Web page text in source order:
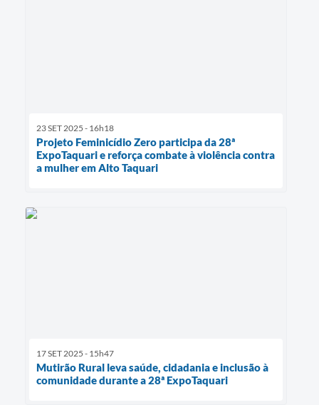
23 SET 2025 - 16h18
Projeto Feminicídio Zero participa da 28ª
ExpoTaquari e reforça combate à violência contra
a mulher em Alto Taquari
17 SET 2025 - 15h47
Mutirão Rural leva saúde, cidadania e inclusão à
comunidade durante a 28ª ExpoTaquari